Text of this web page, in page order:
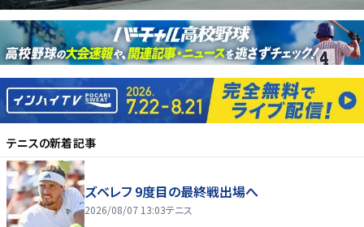
テニスの新着記事
ズベレフ 9度目の最終戦出場へ
2026/08/07 13:03テニス